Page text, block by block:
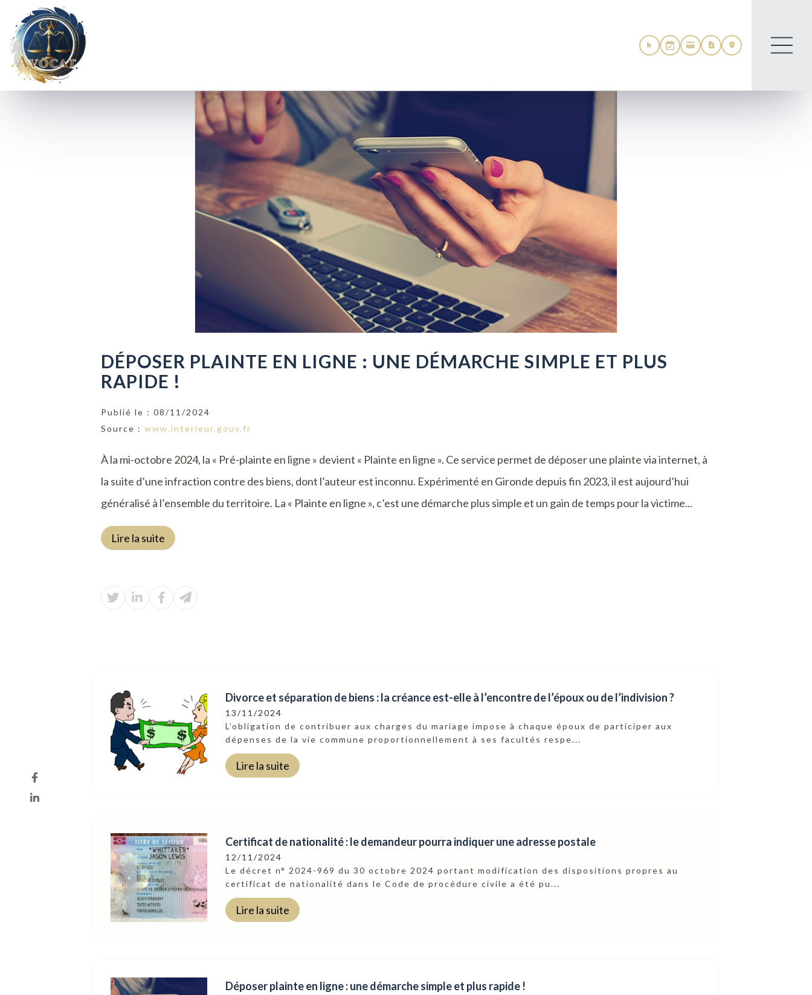
DÉPOSER PLAINTE EN LIGNE : UNE DÉMARCHE SIMPLE ET PLUS
RAPIDE !
Publié le : 08/11/2024
Source : www.interieur.gouv.fr
À la mi-octobre 2024, la « Pré-plainte en ligne » devient « Plainte en ligne ». Ce service permet de déposer une plainte via internet, à
la suite d’une infraction contre des biens, dont l’auteur est inconnu. Expérimenté en Gironde depuis fin 2023, il est aujourd’hui
généralisé à l’ensemble du territoire. La « Plainte en ligne », c’est une démarche plus simple et un gain de temps pour la victime...
Lire la suite
Divorce et séparation de biens : la créance est-elle à l’encontre de l’époux ou de l’indivision ?
13/11/2024
L’obligation de contribuer aux charges du mariage impose à chaque époux de participer aux
dépenses de la vie commune proportionnellement à ses facultés respe...
Lire la suite
Certificat de nationalité : le demandeur pourra indiquer une adresse postale
12/11/2024
Le décret n° 2024-969 du 30 octobre 2024 portant modification des dispositions propres au
certificat de nationalité dans le Code de procédure civile a été pu...
Lire la suite
Déposer plainte en ligne : une démarche simple et plus rapide !